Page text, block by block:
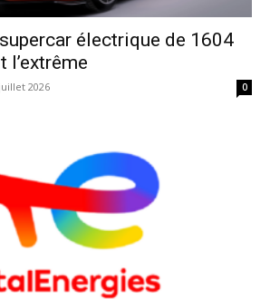
électrique de 1604
l’extrême
2026 0